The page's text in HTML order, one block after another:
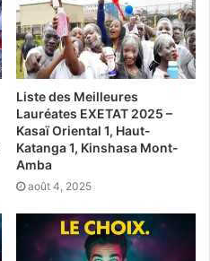
Liste des Meilleures
Lauréates EXETAT 2025 –
Kasaï Oriental 1, Haut-
Katanga 1, Kinshasa Mont-
Amba
août 4, 2025